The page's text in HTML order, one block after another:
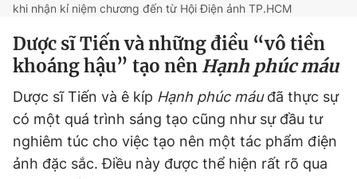
Giấy phép xuất bản số 110/GP - BTTTT cấp ngày 24.3.2020
© 2003-2026 Bản quyền thuộc về Báo Thanh Niên. Cấm sao
chép dưới mọi hình thức nếu không có sự chấp thuận bằng văn
bản. Phát triển bởi ePi Technologies, JSC.
khi nhận kỉ niệm chương đến từ Hội Điện ảnh TP.HCM
Dược sĩ Tiến và những điều “vô tiền
khoáng hậu” tạo nên Hạnh phúc máu
Dược sĩ Tiến và ê kíp Hạnh phúc máuđã thực sự
có một quá trình sáng tạo cũng như sự đầu tư
nghiêm túc cho việc tạo nên một tác phẩm điện
ảnh đặc sắc. Điều này được thể hiện rất rõ qua